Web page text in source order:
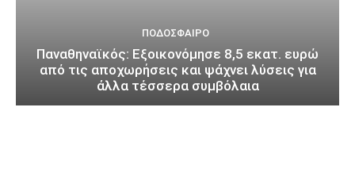
ΠΟΔΌΣΦΑΙΡΟ
Παναθηναϊκός: Εξοικονόμησε 8,5 εκατ. ευρώ
από τις αποχωρήσεις και ψάχνει λύσεις για
άλλα τέσσερα συμβόλαια